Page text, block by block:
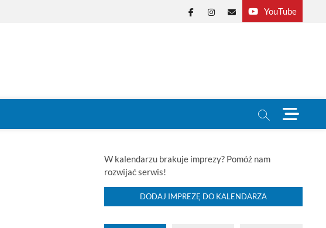
YouTube
Facebook
Instagram
E-
M
e
n
o
W kalendarzu brakuje imprezy? Pomóż nam
rozwijać serwis!
DODAJ IMPREZĘ DO KALENDARZA